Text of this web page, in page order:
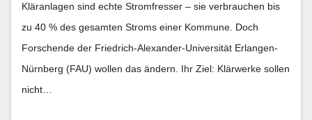
Kläranlagen sind echte Stromfresser – sie verbrauchen bis
zu 40 % des gesamten Stroms einer Kommune. Doch
Forschende der Friedrich-Alexander-Universität Erlangen-
Nürnberg (FAU) wollen das ändern. Ihr Ziel: Klärwerke sollen
nicht…